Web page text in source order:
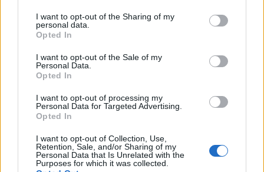
I want to opt-out of the Sharing of my
personal data.
Opted In
I want to opt-out of the Sale of my
Personal Data.
Opted In
I want to opt-out of processing my
Personal Data for Targeted Advertising.
Opted In
I want to opt-out of Collection, Use,
Retention, Sale, and/or Sharing of my
Personal Data that Is Unrelated with the
Purposes for which it was collected.
Σχολιάστε
... σχόλια| Κάνε click για να σχολιάσεις